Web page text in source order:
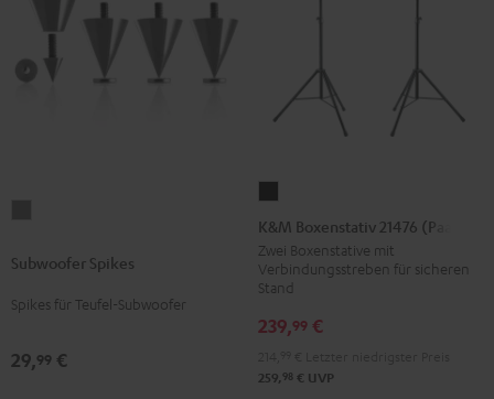
Titan
Subwoofer Spikes
Spikes für Teufel-Subwoofer
29,99 €
Boxenstativ
21476
(Paar)
Schwarz
K&M Boxenstativ 21476 (Paar)
Zwei Boxenstative mit
Verbindungsstreben für sicheren
Stand
239,99 €
259, 98 € UVP